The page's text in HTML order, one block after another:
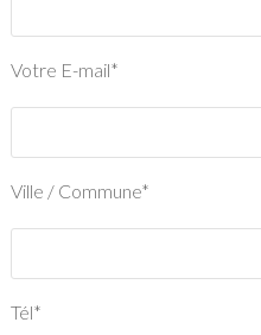
Votre E-mail*
Ville / Commune*
Tél*